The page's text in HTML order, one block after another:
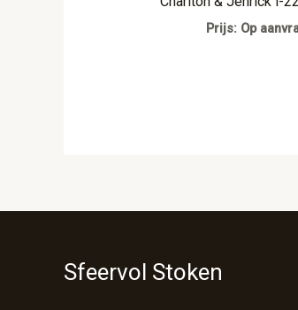
Prijs: Op
Sfeervol Stoken